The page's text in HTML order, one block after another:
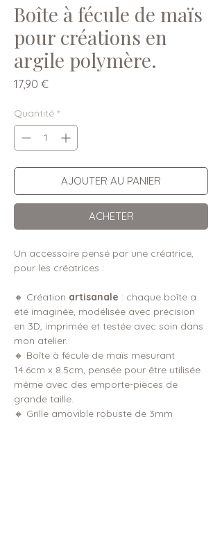
Boîte à fécule de maïs
pour créations en
argile polymère.
17,90 €Prix
Quantité *
AJOUTER AU PANIER
ACHETER
Un accessoire pensé par une créatrice,
pour les créatrices :
🔸 Création artisanale : chaque boîte a
été imaginée, modélisée avec précision
en 3D, imprimée et testée avec soin dans
mon atelier.
🔸 Boîte à fécule de maïs mesurant
14.6cm x 8.5cm, pensée pour être utilisée
même avec des emporte-pièces de
grande taille.
🔸 Grille amovible robuste de 3mm